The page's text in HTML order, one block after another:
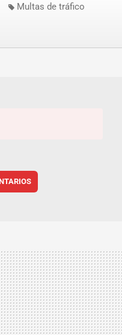
Multas de tráfico